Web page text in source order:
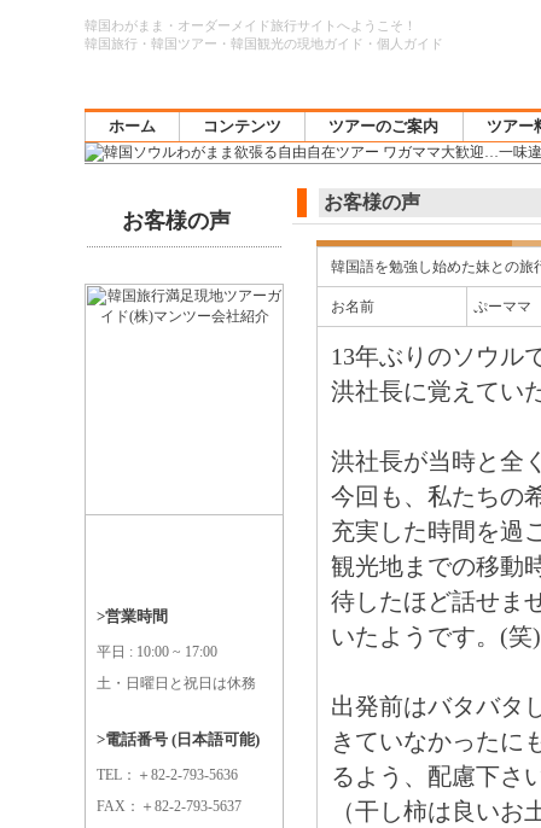
韓国わがまま・オーダーメイド旅行サイトへようこそ！
韓国旅行・韓国ツアー・韓国観光の現地ガイド・個人ガイド
ホーム コンテンツ ツアーのご案内 ツアー
お客様の声
>営業時間
平日 : 10:00 ~ 17:00
土・日曜日と祝日は休務
>電話番号 (日本語可能)
TEL：＋82-2-793-5636
FAX：＋82-2-793-5637
お客様の声
韓国語を勉強し始めた妹との旅
お名前 ぷーママ
13年ぶりのソウル
洪社長に覚えてい
洪社長が当時と全
今回も、私たちの
充実した時間を過
観光地までの移動
待したほど話せま
いたようです。(笑)
出発前はバタバタ
きていなかったに
るよう、配慮下さ
（干し柿は良い